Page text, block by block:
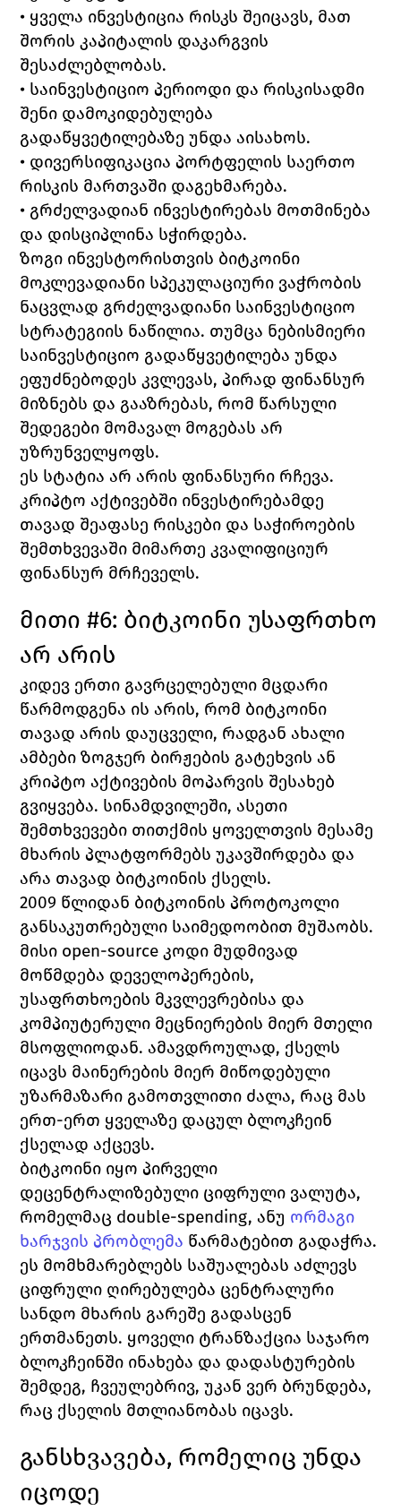
• ყველა ინვესტიცია რისკს შეიცავს, მათ
შორის კაპიტალის დაკარგვის
შესაძლებლობას.
• საინვესტიციო პერიოდი და რისკისადმი
შენი დამოკიდებულება
გადაწყვეტილებაზე უნდა აისახოს.
• დივერსიფიკაცია პორტფელის საერთო
რისკის მართვაში დაგეხმარება.
• გრძელვადიან ინვესტირებას მოთმინება
და დისციპლინა სჭირდება.
ზოგი ინვესტორისთვის ბიტკოინი
მოკლევადიანი სპეკულაციური ვაჭრობის
ნაცვლად გრძელვადიანი საინვესტიციო
სტრატეგიის ნაწილია. თუმცა ნებისმიერი
საინვესტიციო გადაწყვეტილება უნდა
ეფუძნებოდეს კვლევას, პირად ფინანსურ
მიზნებს და გააზრებას, რომ წარსული
შედეგები მომავალ მოგებას არ
უზრუნველყოფს.
ეს სტატია არ არის ფინანსური რჩევა.
კრიპტო აქტივებში ინვესტირებამდე
თავად შეაფასე რისკები და საჭიროების
შემთხვევაში მიმართე კვალიფიციურ
ფინანსურ მრჩეველს.
მითი #6: ბიტკოინი უსაფრთხო
არ არის
კიდევ ერთი გავრცელებული მცდარი
წარმოდგენა ის არის, რომ ბიტკოინი
თავად არის დაუცველი, რადგან ახალი
ამბები ზოგჯერ ბირჟების გატეხვის ან
კრიპტო აქტივების მოპარვის შესახებ
გვიყვება. სინამდვილეში, ასეთი
შემთხვევები თითქმის ყოველთვის მესამე
მხარის პლატფორმებს უკავშირდება და
არა თავად ბიტკოინის ქსელს.
2009 წლიდან ბიტკოინის პროტოკოლი
განსაკუთრებული საიმედოობით მუშაობს.
მისი open-source კოდი მუდმივად
მოწმდება დეველოპერების,
უსაფრთხოების მკვლევრებისა და
კომპიუტერული მეცნიერების მიერ მთელი
მსოფლიოდან. ამავდროულად, ქსელს
იცავს მაინერების მიერ მიწოდებული
უზარმაზარი გამოთვლითი ძალა, რაც მას
ერთ-ერთ ყველაზე დაცულ ბლოკჩეინ
ქსელად აქცევს.
ბიტკოინი იყო პირველი
დეცენტრალიზებული ციფრული ვალუტა,
რომელმაც double-spending, ანუ ორმაგი
ხარჯვის პრობლემა წარმატებით გადაჭრა.
ეს მომხმარებლებს საშუალებას აძლევს
ციფრული ღირებულება ცენტრალური
სანდო მხარის გარეშე გადასცენ
ერთმანეთს. ყოველი ტრანზაქცია საჯარო
ბლოკჩეინში ინახება და დადასტურების
შემდეგ, ჩვეულებრივ, უკან ვერ ბრუნდება,
რაც ქსელის მთლიანობას იცავს.
განსხვავება, რომელიც უნდა
იცოდე